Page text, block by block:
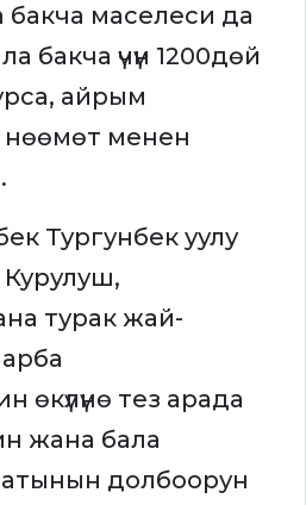
маселеси да
бакча үчүн 1200дөй
айрым
нөөмөт менен
Тургунбек уулу
турак жай-
өкүлүнө тез арада
жана бала
долбоорун